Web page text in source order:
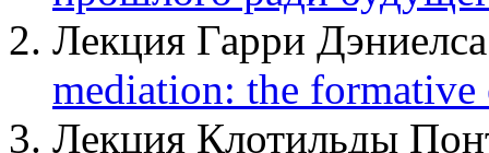
Лекция Гарри
mediation: the formative
Лекция Клотильды